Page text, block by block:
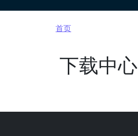
面包屑
首页
下载中心